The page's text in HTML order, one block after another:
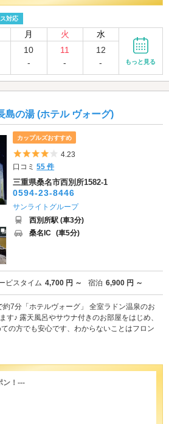
対応
月 火 水
10
-
11
-
12
-
もっと見る
島の湯 (ホテル ヴォーグ)
カップルズおすすめ
5つ星のうち4
4.23
口コミ55 件
三重県桑名市西別所1582-1
0594-23-8446
サンライトグループ
西別所駅 (車3分)
桑名IC (車5分)
ビスタイム 4,700 円 ～ 宿泊 6,900 円 ～
7分「ホテルヴォーグ」 全室ラドン温泉のお
す♪ 露天風呂やサウナ付きのお部屋をはじめ、
の方でも安心です、わからないことはフロン
ン！---